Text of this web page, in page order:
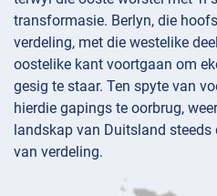
transformasie. Berlyn, die
verdeling, met die westelike
oostelike kant voortgaan om
gesig te staar. Ten spyte van
hierdie gapings te oorbrug,
landskap van Duitsland
van verdeling.